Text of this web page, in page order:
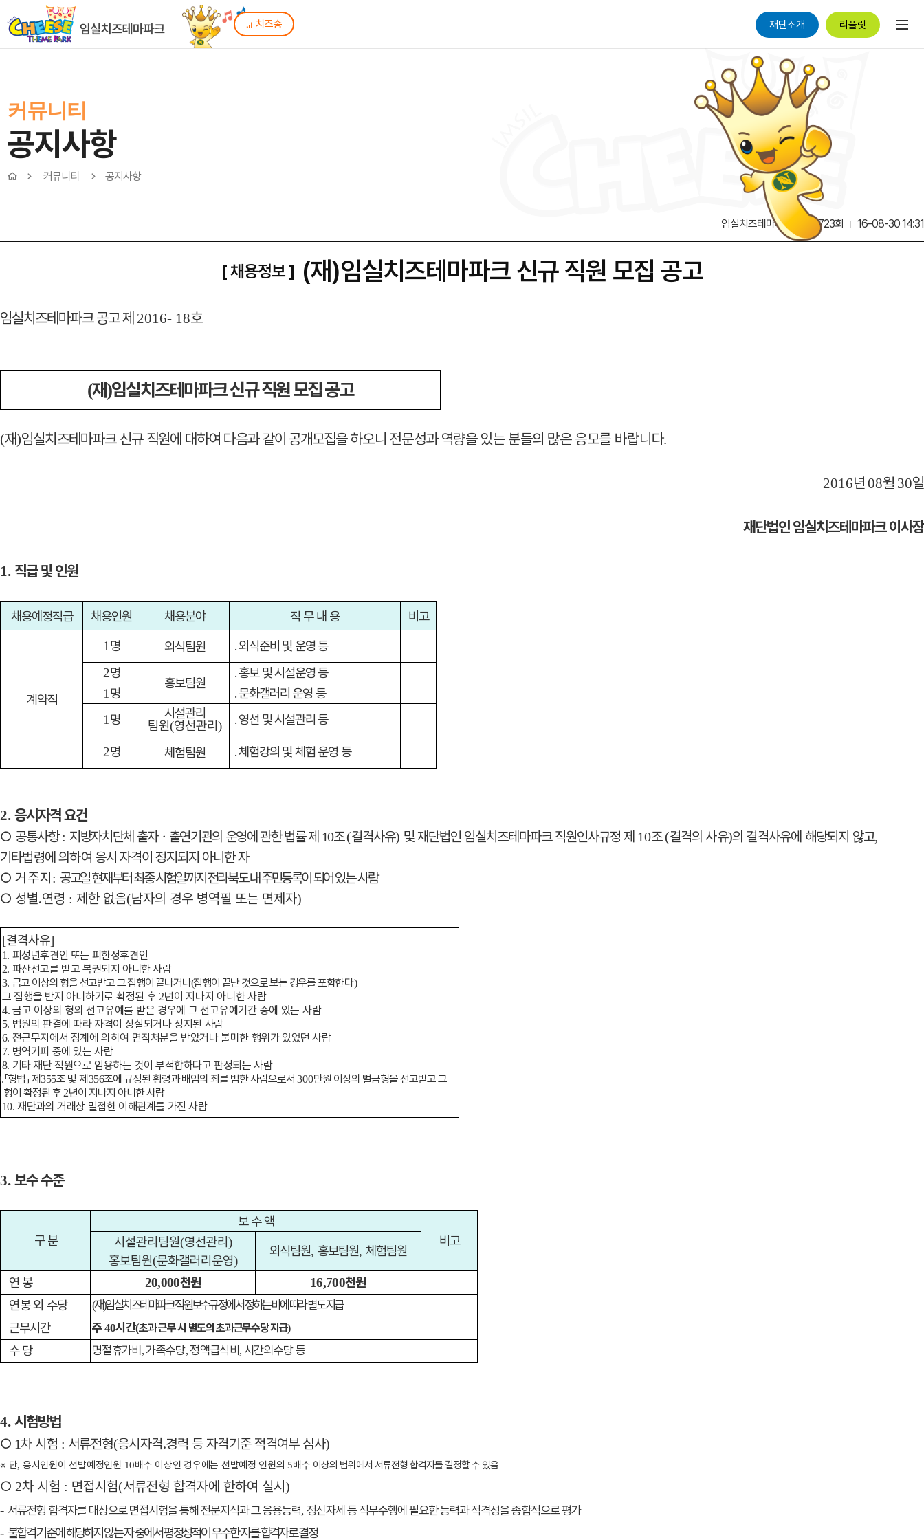
치즈송 재단소개 리플릿
커뮤니티
공지사항
커뮤니티 공지사항
임실치즈테마파크 16,723회 16-08-30 14:31
[ 채용정보 ] (재)임실치즈테마파크 신규 직원 모집 공고
임실치즈테마파크 공고 제 2016- 18호
(재)임실치즈테마파크 신규 직원 모집 공고
(재)임실치즈테마파크 신규 직원에 대하여 다음과같이 공개모집을하오니 전문성과 역량을 있는 분들의 많은 응모를 바랍니다.
2016년 08월 30일
재단법인 임실치즈테마파크 이사장
1. 직급 및 인원
채용예정직급 채용인원 채용분야 직 무 내 용 비고
계약직
1 명 외식팀원 ․외식준비 및 운영 등
2명
홍보팀원
․홍보 및 시설운영 등
1 명 ․문화갤러리 운영 등
1 명
시설관리
팀원(영선관리 ) ․영선 및 시설관리 등
2명 체험팀원 ․체험강의 및 체험 운영 등
2. 응시자격 요건
○ 공통사항: 지방자치단체 출자ㆍ 출연기관의 운영에 관한 법률 제 10조(결격사유) 및 재단법인 임실치즈테마파크 직원인사규정 제 10조(결격의 사유)의 결격사유에 해당되지 않고,
기타법령에 의하여 응시 자격이 정지되지 아니한 자
○ 거 주 지 : 공고일 현재부터 최종 시험일까지 전라북도 내 주민등록이 되어있는 사람
○ 성별․연령 : 제한 없음(남자의 경우 병역필 또는 면제자)
[결격사유]
1. 피성년후견인 또는 피한정후견인
2. 파산선고를 받고 복권되지 아니한 사람
3. 금고 이상의 형을 선고받고 그 집행이 끝나거나(집행이 끝난 것으로 보는 경우를 포함한다)
그 집행을 받지 아니하기로 확정된 후2년이 지나지 아니한 사람
4.금고 이상의 형의 선고유예를 받은 경우에 그 선고유예기간 중에 있는 사람
5. 법원의 판결에 따라 자격이 상실되거나 정지된 사람
6. 전근무지에서 징계에 의하여 면직처분을 받았거나 불미한 행위가 있었던 사람
7. 병역기피 중에 있는 사람
8. 기타 재단 직원으로 임용하는 것이 부적합하다고 판정되는 사람
「형법 」 제355조 및 제 356조에 규정된 횡령과 배임의 죄를 범한 사람으로서300만원 이상의 벌금형을 선고받고 그
형이 확정된 후 2년이 지나지 아니한 사람
10. 재단과의 거래상 밀접한 이해관계를 가진 사람
3. 보수 수준
구 분
보 수 액
비고
시설관리팀원(영선관리 )
홍보팀원(문화갤러리운영)
외식팀원, 홍보팀원, 체험팀원
연 봉 20,000천원 16,700천원
연봉 외 수당
(재)임실치즈테마파크 직원보수규정에서 정하는 바에 따라 별도 지급
근무시간 주 40시간(초과 근무 시 별도의 초과근무수당 지급)
수 당 명절휴가비 ,가족수당,정액급식비 , 시간외수당 등
4. 시험방법
○ 1차 시험 : 서류전형(응시자격․경력 등 자격기준 적격여부 심사)
※ 단, 응시인원이 선발예정인원 10배수 이상인 경우에는 선발예정 인원의 5배수 이상의 범위에서 서류전형 합격자를 결정할 수 있음
○ 2차 시험 : 면접시험(서류전형 합격자에 한하여 실시 )
- 서류전형 합격자를 대상으로 면접시험을 통해 전문지식과 그 응용능력, 정신자세 등 직무수행에 필요한 능력과 적격성을 종합적으로 평가
- 불합격 기준에 해당하지 않는 자 중에서 평정성적이 우수한 자를 합격자로 결정